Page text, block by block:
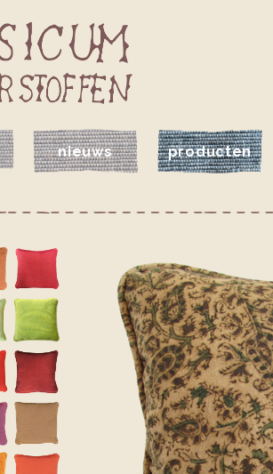
nieuws producten